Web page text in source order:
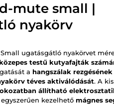
mute small |
nyakörv
ugatásgátló nyakörvet
testű kutyafajták
a hangszálak rezgésének
téves aktiválódását. A
állítható
kezelhető mágnes